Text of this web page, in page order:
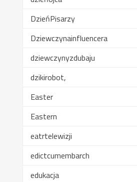
DzieńPisarzy
Dziewczynainfluencera
dziewczynyzdubaju
dzikirobot,
Easter
Eastern
eatrtelewizji
edictcumembarch
edukacja